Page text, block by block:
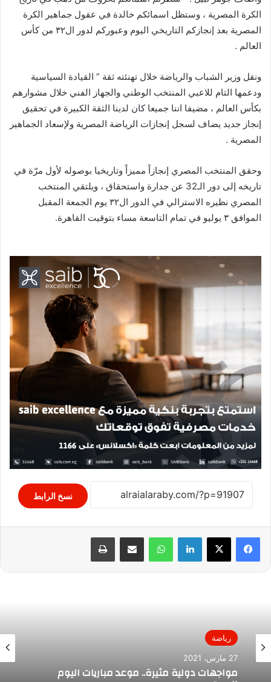
الكرة المصرية ، وستظل اسمائكم خالدة في عقول جماهير الكرة
المصرية بعد إنجازكم التاريخي اليوم وعبوركم لدور ال٣٢ من كأس
العالم .
ونقل وزير الشباب والرياضة خلال تهنئته ثقة ” القيادة السياسية
ودعمها التام للاعبي المنتخب الوطني والجهاز الفني خلال مشوارهم
بكأس العالم ، مضيفا اننا جميعا كان لدينا الثقة الكبيرة في تحقيق
إنجاز جديد يضاف لسجل إنجازات الرياضة المصرية ولإسعاد الجماهير
المصرية .
وحقق المنتخب المصري إنجازاً مميزاً وتاريخيا بوصوله لأول مرّة في
تاريخه إلى دور الـ32 عن جدارة واستحقاق ، ويلتقي المنتخب
المصري نظيره الاسترالي في الدور ال٣٢ يوم الجمعة المقبل
الموافق ٣ يوليو في تمام التاسعة مساء بتوقيت القاهرة.
نسخ الرابط
لينكدإن واتساب مشاركة عبر البريد طباعة
رياضة
27 مارس، 2021
مواجهات دولية مثيرة.. موعد مباريات اليوم